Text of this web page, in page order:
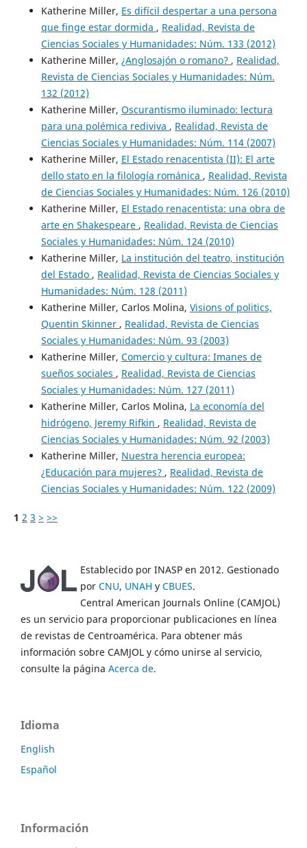
Katherine Miller, Es difícil despertar a una persona
que finge estar dormida , Realidad, Revista de
Ciencias Sociales y Humanidades: Núm. 133 (2012)
Katherine Miller, ¿Anglosajón o romano? , Realidad,
Revista de Ciencias Sociales y Humanidades: Núm.
132 (2012)
Katherine Miller, Oscurantismo iluminado: lectura
para una polémica rediviva , Realidad, Revista de
Ciencias Sociales y Humanidades: Núm. 114 (2007)
Katherine Miller, El Estado renacentista (II): El arte
dello stato en la filología románica , Realidad, Revista
de Ciencias Sociales y Humanidades: Núm. 126 (2010)
Katherine Miller, El Estado renacentista: una obra de
arte en Shakespeare , Realidad, Revista de Ciencias
Sociales y Humanidades: Núm. 124 (2010)
Katherine Miller, La institución del teatro, institución
del Estado , Realidad, Revista de Ciencias Sociales y
Humanidades: Núm. 128 (2011)
Katherine Miller, Carlos Molina, Visions of politics,
Quentin Skinner , Realidad, Revista de Ciencias
Sociales y Humanidades: Núm. 93 (2003)
Katherine Miller, Comercio y cultura: Imanes de
sueños sociales , Realidad, Revista de Ciencias
Sociales y Humanidades: Núm. 127 (2011)
Katherine Miller, Carlos Molina, La economía del
hidrógeno, Jeremy Rifkin , Realidad, Revista de
Ciencias Sociales y Humanidades: Núm. 92 (2003)
Katherine Miller, Nuestra herencia europea:
¿Educación para mujeres? , Realidad, Revista de
Ciencias Sociales y Humanidades: Núm. 122 (2009)
1 2 3 > >>
Establecido por INASP en 2012. Gestionado
por CNU, UNAH y CBUES.
Central American Journals Online (CAMJOL)
es un servicio para proporcionar publicaciones en línea
de revistas de Centroamérica. Para obtener más
información sobre CAMJOL y cómo unirse al servicio,
consulte la página Acerca de.
Idioma
English
Español
Información